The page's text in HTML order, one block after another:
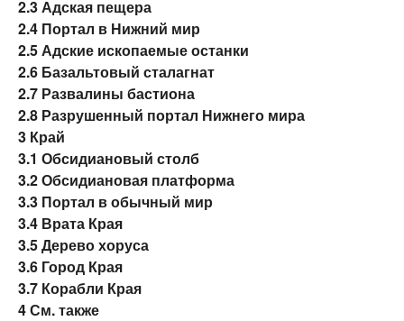
2.3Адская пещера
2.4 Портал в Нижний мир
2.5Адские ископаемые останки
2.6 Базальтовый сталагнат
2.7 Развалины бастиона
2.8 Разрушенный портал Нижнего мира
3 Край
3.1 Обсидиановый столб
3.2Обсидиановая платформа
3.3 Портал в обычный мир
3.4 Врата Края
3.5Дерево хоруса
3.6 Город Края
3.7 Корабли Края
4См. также